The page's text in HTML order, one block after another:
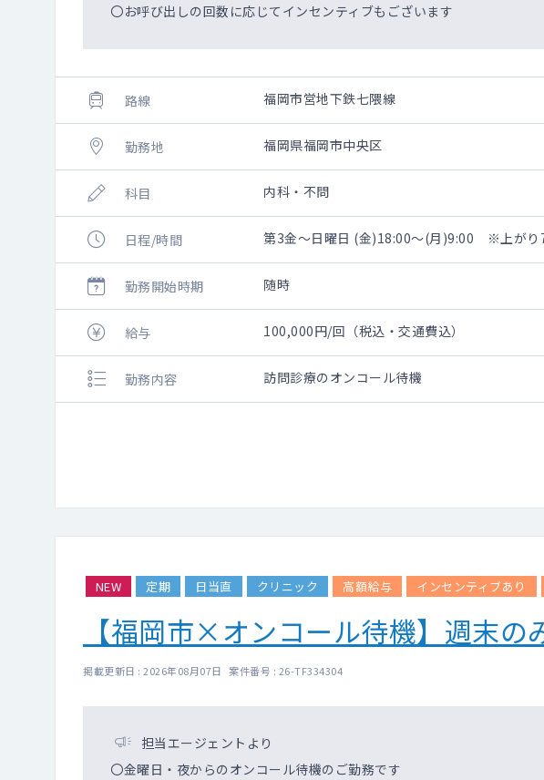
〇お呼び出しの回数に応じてインセンティブもございます
路線 福岡市営地下鉄七隈線
勤務地 福岡県福岡市中央区
科目 内科・不問
日程/時間 第3金～日曜日 (金)18:00～(月)9:00 ※上がり
勤務開始時期 随時
給与 100,000円/回（税込・交通費込）
勤務内容 訪問診療のオンコール待機
NEW 定期 日当直 クリニック 高額給与 インセンティブあり
【福岡市×オンコール待機】週末
掲載更新日 : 2026年08月07日 案件番号 : 26-TF334304
担当エージェントより
〇金曜日・夜からのオンコール待機のご勤務です